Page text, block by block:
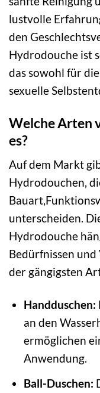
lustvolle
den
Hydrodouche ist
das sowohl für
sexuelle
Welche Arten
es?
Auf dem Markt
Hydrodouchen,
unterscheiden.
Hydrodouche
Bedürfnissen
der gängigsten
Handduschen:
an den
ermöglichen
Anwendung.
Ball-Duschen: